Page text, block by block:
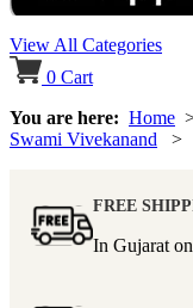
View All Categories
0 Cart
You are here: Home
Swami Vivekanand >
FREE
In Gujarat